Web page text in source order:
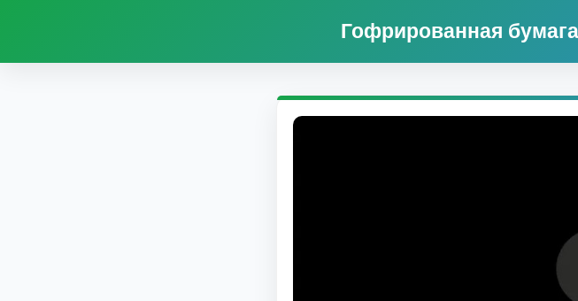
Гофрированная